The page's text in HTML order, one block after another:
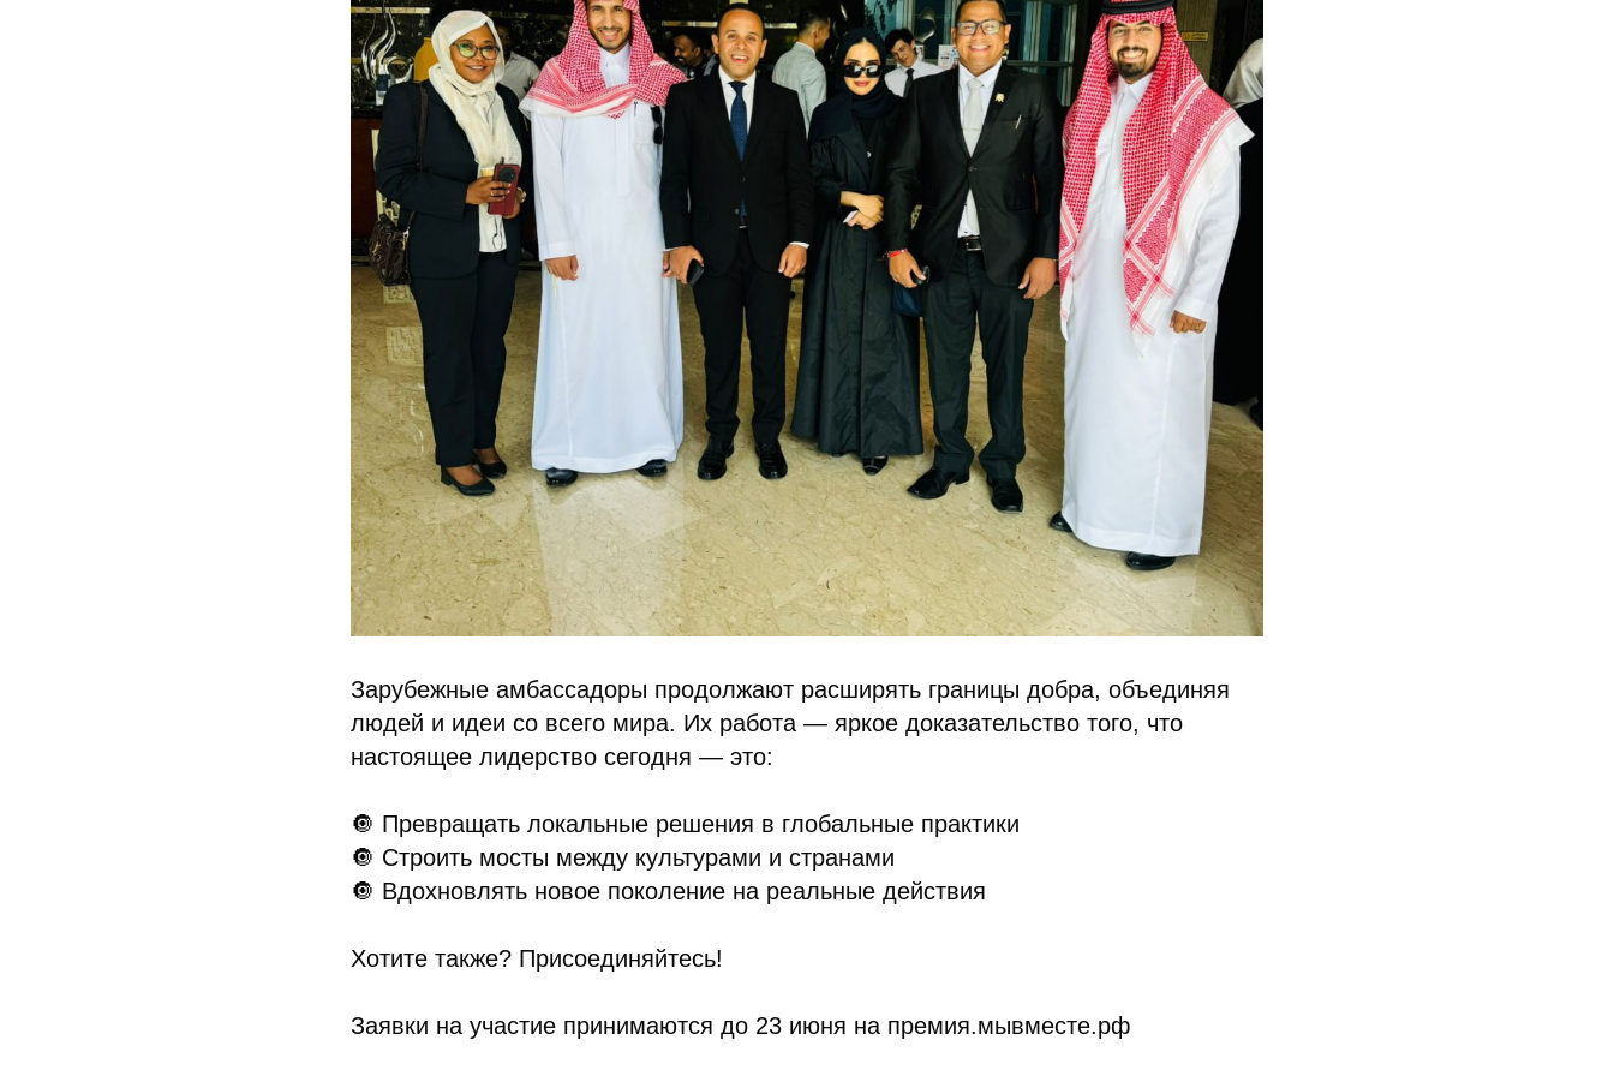
Зарубежные амбассадоры продолжают расширять границы добра, объединяя
людей и идеи со всего мира. Их работа — яркое доказательство того, что
настоящее лидерство сегодня — это:
🔘 Превращать локальные решения в глобальные практики
🔘 Строить мосты между культурами и странами
🔘 Вдохновлять новое поколение на реальные действия
Хотите также? Присоединяйтесь!
Заявки на участие принимаются до 23 июня на премия.мывместе.рф